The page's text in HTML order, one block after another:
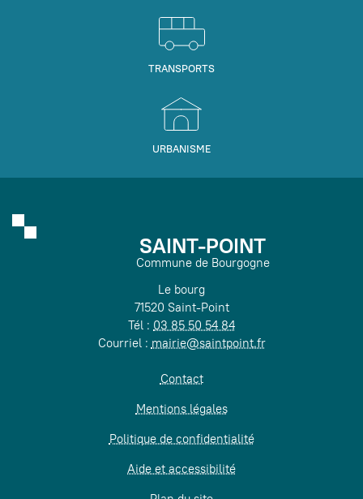
TRANSPORTS
URBANISME
SAINT-POINT
Commune de Bourgogne
Le bourg
71520 Saint-Point
Tél : 03 85 50 54 84
Courriel : mairie@saintpoint.fr
Contact
Mentions légales
Politique de confidentialité
Aide et accessibilité